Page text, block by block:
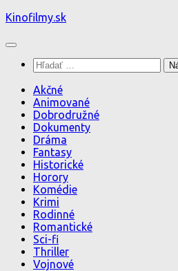
Preskočiť
obsah
Kinofilmy.sk
Hľadať:
Akčné
Animované
Dobrodružné
Dokumenty
Dráma
Fantasy
Historické
Horory
Komédie
Krimi
Rodinné
Romantické
Sci-fi
Thriller
Vojnové